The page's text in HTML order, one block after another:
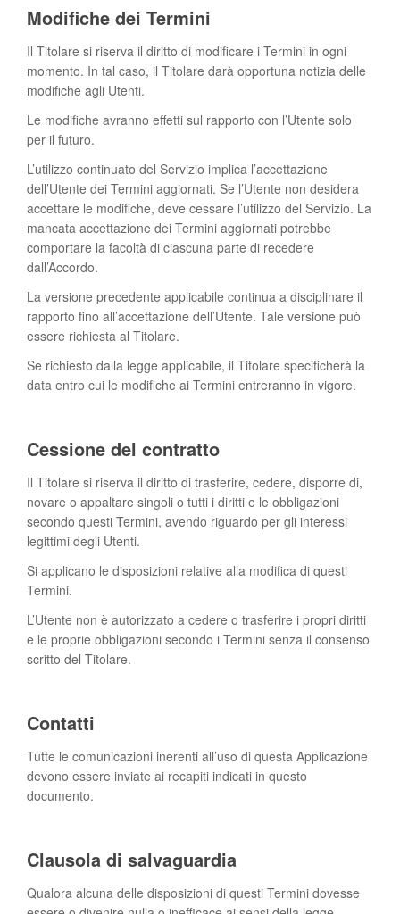
Modifiche dei Termini
Il Titolare si riserva il diritto di modificare i Termini in ogni
momento. In tal caso, il Titolare darà opportuna notizia delle
modifiche agli Utenti.
Le modifiche avranno effetti sul rapporto con l’Utente solo
per il futuro.
L’utilizzo continuato del Servizio implica l’accettazione
dell’Utente dei Termini aggiornati. Se l’Utente non desidera
accettare le modifiche, deve cessare l’utilizzo del Servizio. La
mancata accettazione dei Termini aggiornati potrebbe
comportare la facoltà di ciascuna parte di recedere
dall’Accordo.
La versione precedente applicabile continua a disciplinare il
rapporto fino all’accettazione dell’Utente. Tale versione può
essere richiesta al Titolare.
Se richiesto dalla legge applicabile, il Titolare specificherà la
data entro cui le modifiche ai Termini entreranno in vigore.
Cessione del contratto
Il Titolare si riserva il diritto di trasferire, cedere, disporre di,
novare o appaltare singoli o tutti i diritti e le obbligazioni
secondo questi Termini, avendo riguardo per gli interessi
legittimi degli Utenti.
Si applicano le disposizioni relative alla modifica di questi
Termini.
L’Utente non è autorizzato a cedere o trasferire i propri diritti
e le proprie obbligazioni secondo i Termini senza il consenso
scritto del Titolare.
Contatti
Tutte le comunicazioni inerenti all’uso di questa Applicazione
devono essere inviate ai recapiti indicati in questo
documento.
Clausola di salvaguardia
Qualora alcuna delle disposizioni di questi Termini dovesse